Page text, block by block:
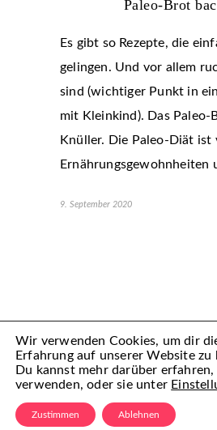
Paleo-Brot
Es gibt so Rezepte, die
gelingen. Und vor allem
sind (wichtiger Punkt in
mit Kleinkind). Das Paleo-
Knüller. Die Paleo-Diät ist
Ernährungsgewohnheiten
9. September 2020
(C) Mamiful 2022 – All Rechte
Wir verwenden Cookies, um dir
Erfahrung auf unserer Website zu
Du kannst mehr darüber
verwenden, oder sie unter
Zustimmen Ablehnen